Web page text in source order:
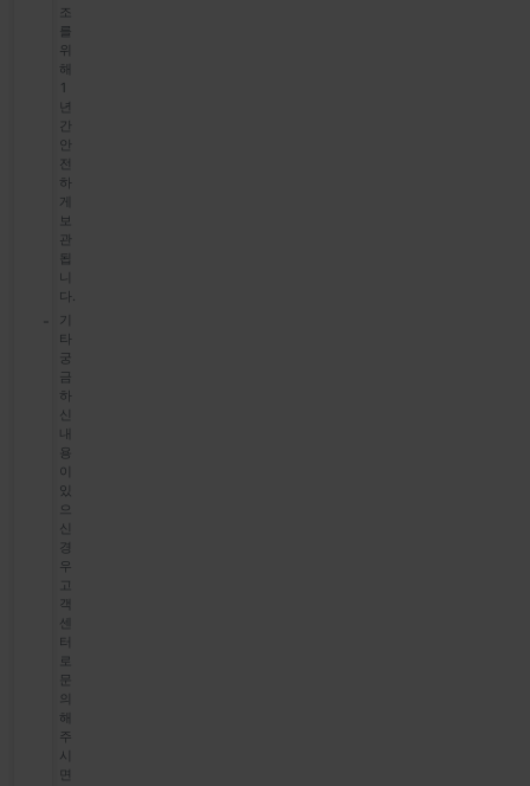
조
를
위
해
1
년
간
안
전
하
게
보
관
됩
니
다.
기
타
궁
금
하
신
내
용
이
있
으
신
경
우
고
객
센
터
로
문
의
해
주
시
면